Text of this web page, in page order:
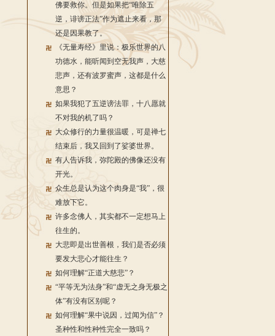
佛要救你。但是如果把“唯除五
逆，诽谤正法”作为遮止来看，那
还是因果教了。
《无量寿经》里说：极乐世界的八
功德水，能听闻到空无我声，大慈
悲声，还有波罗蜜声，这都是什么
意思？
如果我犯了五逆谤法罪，十八愿就
不对我的机了吗？
大众修行的力量很温暖，可是禅七
结束后，我又回到了娑婆世界。
有人告诉我，弥陀殿的佛像还没有
开光。
众生总是认为这个肉身是“我”，很
难放下它。
许多念佛人，其实都不一定想马上
往生的。
大悲即是出世善根，我们是否必须
要发大悲心才能往生？
如何理解“正道大慈悲”？
“平等无为法身”和“虚无之身无极之
体”有没有区别呢？
如何理解“果中说因，过闻为信”？
圣种性和性种性完全一致吗？